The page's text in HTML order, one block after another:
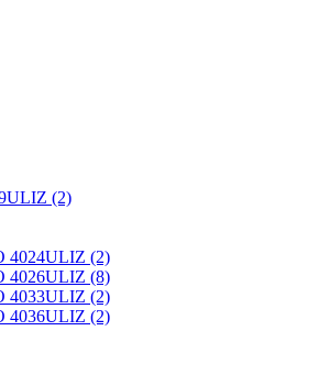
(2)
4024ULIZ (2)
4026ULIZ (8)
4033ULIZ (2)
4036ULIZ (2)